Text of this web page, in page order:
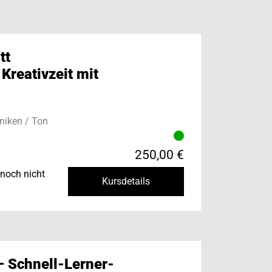
mit
/ Ton
nicht
250,00 €
Kursdetails
Schnell-Lerner-